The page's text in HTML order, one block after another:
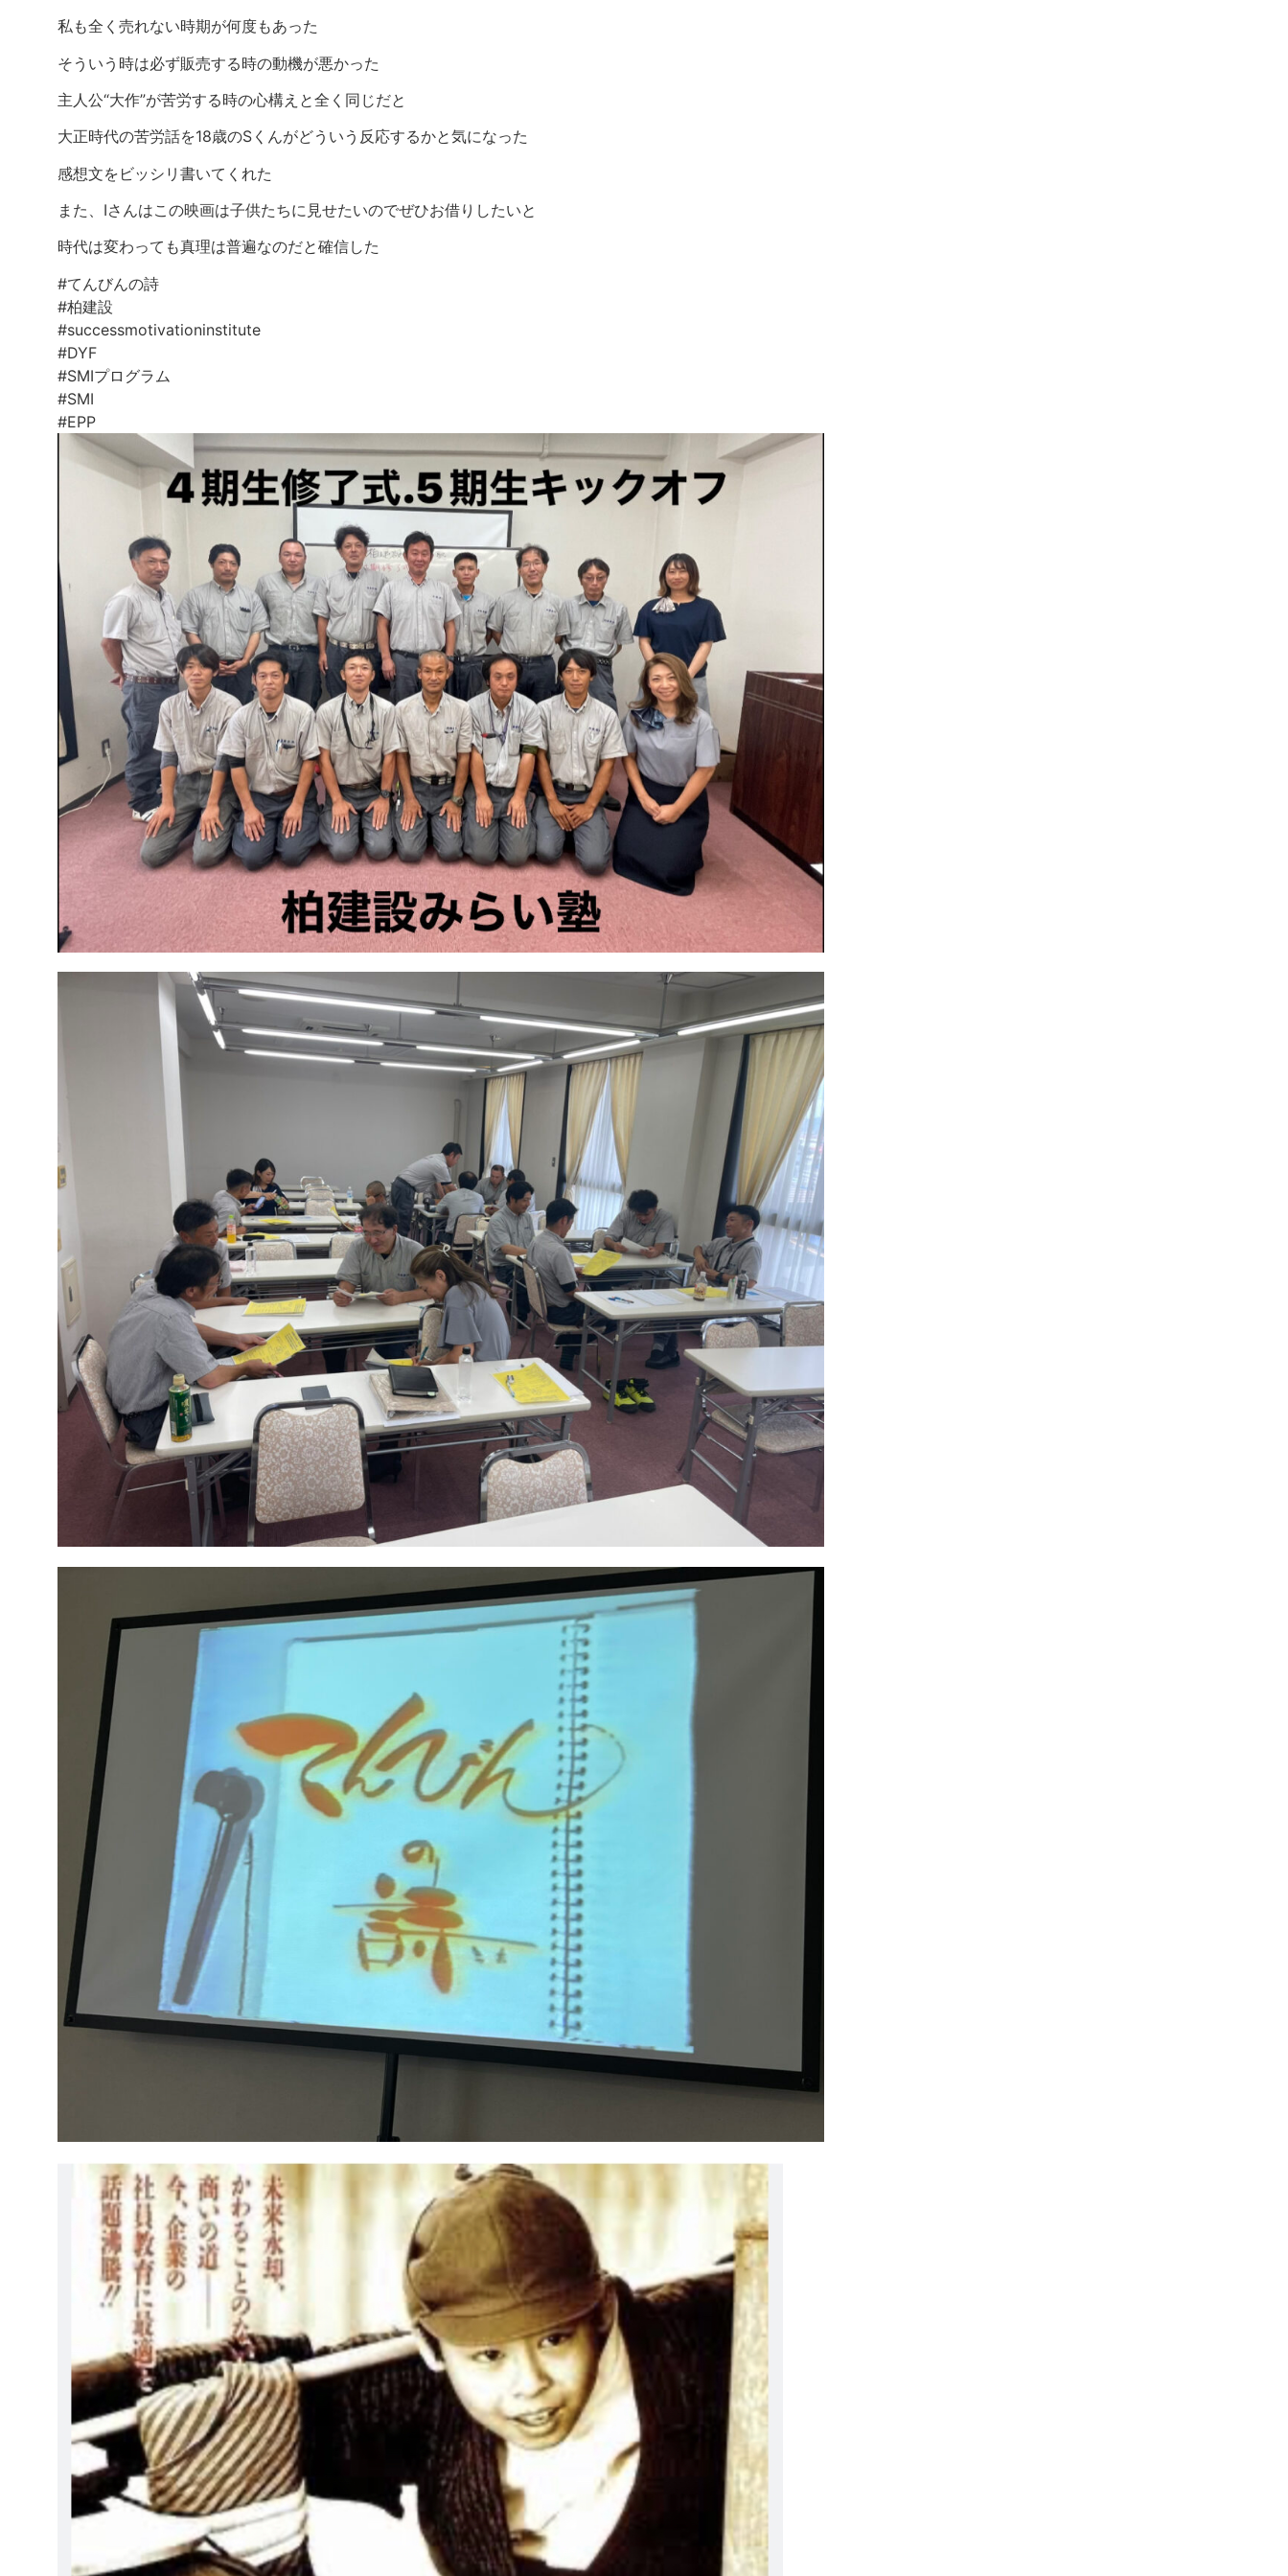
私も全く売れない時期が何度もあった
そういう時は必ず販売する時の動機が悪かった
主人公“大作”が苦労する時の心構えと全く同じだと
大正時代の苦労話を18歳のSくんがどういう反応するかと気になった
感想文をビッシリ書いてくれた
また、Iさんはこの映画は子供たちに見せたいのでぜひお借りしたいと
時代は変わっても真理は普遍なのだと確信した
#てんびんの詩
#柏建設
#successmotivationinstitute
#DYF
#SMIプログラム
#SMI
#EPP